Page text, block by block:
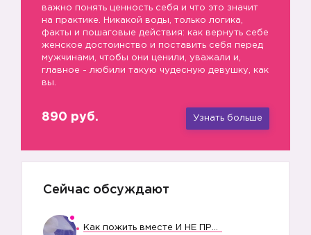
важно понять ценность себя и что это значит
на практике. Никакой воды, только логика,
факты и пошаговые действия: как вернуть себе
женское достоинство и поставить себя перед
мужчинами, чтобы они ценили, уважали и,
главное - любили такую чудесную девушку, как
вы.
890 руб. Узнать больше
Сейчас обсуждают